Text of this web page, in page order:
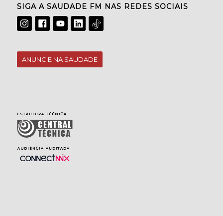
SIGA A SAUDADE FM NAS REDES SOCIAIS
ANUNCIE NA SAUDADE